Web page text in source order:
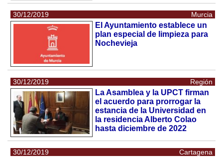
30/12/2019 Murcia
El Ayuntamiento establece un
plan especial de limpieza para
Nochevieja
30/12/2019 Región
La Asamblea y la UPCT firman
el acuerdo para prorrogar la
estancia de la Universidad en
la residencia Alberto Colao
hasta diciembre de 2022
30/12/2019 Cartagena